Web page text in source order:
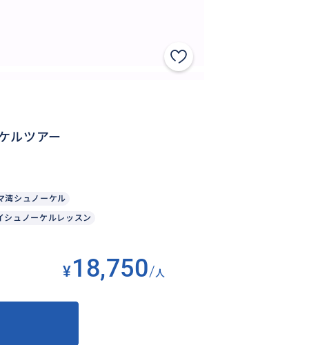
ルツアー
湾シュノーケル
ュノーケルレッスン
¥18,750/人